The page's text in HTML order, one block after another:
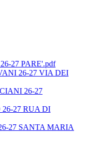
27 PARE'.pdf
26-27 VIA DEI
26-27
27 RUA DI
27 SANTA MARIA